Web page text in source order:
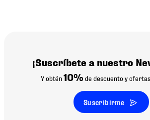
¡Suscríbete a nuestro
Y obtén10% de descuento y
Suscribirme